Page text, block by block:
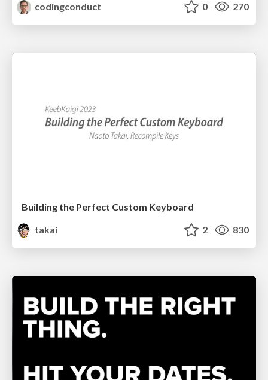
codingconduct
0 270
Building the Perfect Custom Keyboard
takai
2 830